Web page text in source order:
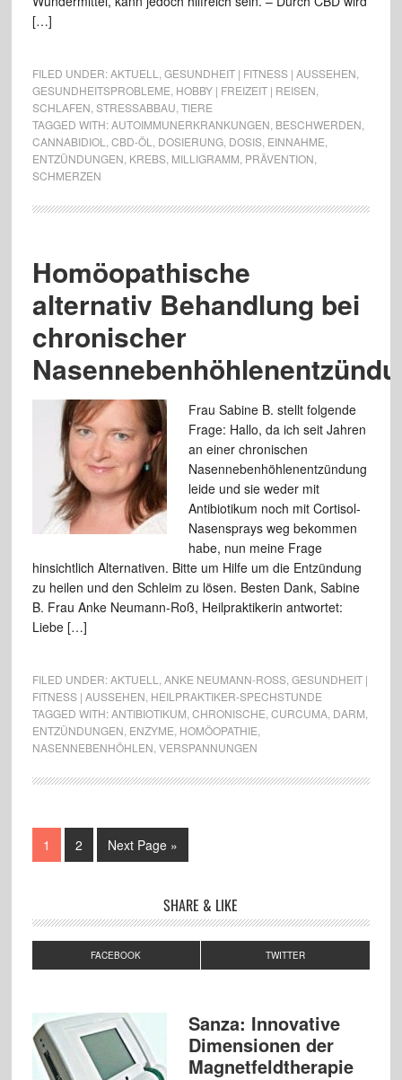
[…]
FILED UNDER:AKTUELL GESUNDHEIT | FITNESS | AUSSEHEN
GESUNDHEITSPROBLEME HOBBY | FREIZEIT | REISEN
SCHLAFEN STRESSABBAU TIERE
TAGGED WITH:AUTOIMMUNERKRANKUNGEN BESCHWERDEN
CANNABIDIOL
CBD-ÖL DOSIERUNG, DOSIS, EINNAHME
ENTZÜNDUNGEN KREBS, MILLIGRAMM PRÄVENTION
SCHMERZEN
Homöopathische
alternativ Behandlung bei
chronischer
Frau Sabine B. stellt folgende
Frage: Hallo, da ich seit Jahren
an einer chronischen
Nasennebenhöhlenentzündung
leide und sie weder mit
Antibiotikum noch mit Cortisol-
Nasensprays weg bekommen
habe, nun meine Frage
hinsichtlich Alternativen. Bitte um Hilfe um die Entzündung
zu heilen und den Schleim zu lösen. Besten Dank, Sabine
B. Frau Anke Neumann-Roß, Heilpraktikerin antwortet:
Liebe […]
FILED UNDER:AKTUELL ANKE NEUMANN-ROSS , GESUNDHEIT |
FITNESS | AUSSEHEN HEILPRAKTIKER-SPECHSTUNDE
TAGGED WITH:ANTIBIOTIKUM CHRONISCHE CURCUMA, DARM
ENTZÜNDUNGEN ENZYME HOMÖOPATHIE
NASENNEBENHÖHLEN VERSPANNUNGEN
1 2 Next Page »
SHARE & LIKE
FACEBOOK TWITTER
Sanza: Innovative
Dimensionen der
Magnetfeldtherapie